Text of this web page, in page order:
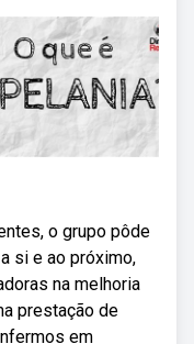
o grupo pôde
si e ao próximo,
na melhoria
prestação de
em